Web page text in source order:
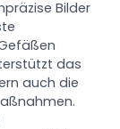
Bilder
das
auch die